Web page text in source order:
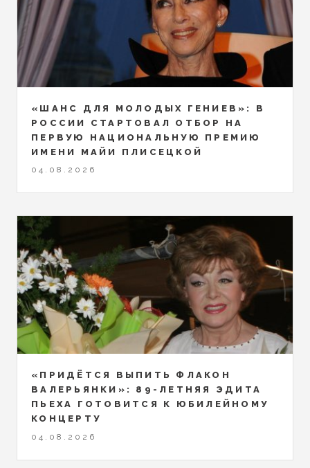
«ШАНС ДЛЯ МОЛОДЫХ ГЕНИЕВ»: В
РОССИИ СТАРТОВАЛ ОТБОР НА
ПЕРВУЮ НАЦИОНАЛЬНУЮ ПРЕМИЮ
ИМЕНИ МАЙИ ПЛИСЕЦКОЙ
04.08.2026
«ПРИДЁТСЯ ВЫПИТЬ ФЛАКОН
ВАЛЕРЬЯНКИ»: 89-ЛЕТНЯЯ ЭДИТА
ПЬЕХА ГОТОВИТСЯ К ЮБИЛЕЙНОМУ
КОНЦЕРТУ
04.08.2026